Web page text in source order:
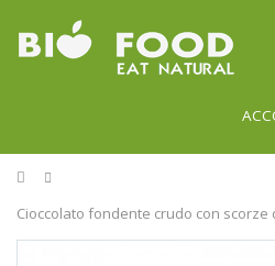
Home
Cioccolato fondente crudo con scorze